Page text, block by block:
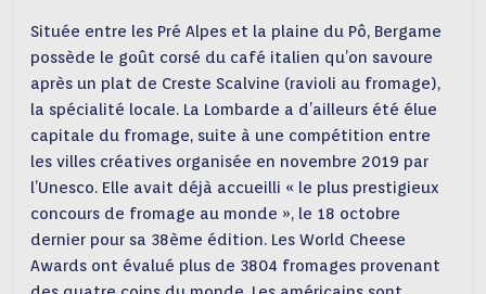
Située entre les Pré Alpes et la plaine du Pô, Bergame
possède le goût corsé du café italien qu’on savoure
après un plat de Creste Scalvine (ravioli au fromage),
la spécialité locale. La Lombarde a d’ailleurs été élue
capitale du fromage, suite à une compétition entre
les villes créatives organisée en novembre 2019 par
l’Unesco. Elle avait déjà accueilli « le plus prestigieux
concours de fromage au monde », le 18 octobre
dernier pour sa 38ème édition. Les World Cheese
Awards ont évalué plus de 3804 fromages provenant